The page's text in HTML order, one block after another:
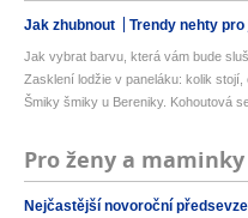
Jak zhubnout Trendy nehty pro
Jak vybrat barvu, která vám bude
Zasklení lodžie v paneláku: kolik stojí,
Šmiky šmiky u Bereniky. Kohoutová
Pro ženy a maminky
Nejčastější novoroční